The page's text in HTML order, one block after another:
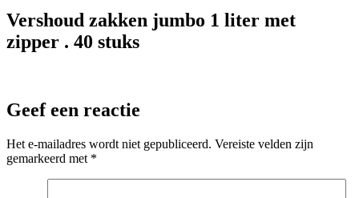
Vershoud zakken jumbo 1 liter met
zipper . 40 stuks
Geef een reactie
Het e-mailadres wordt niet gepubliceerd. Vereiste velden zijn
gemarkeerd met *